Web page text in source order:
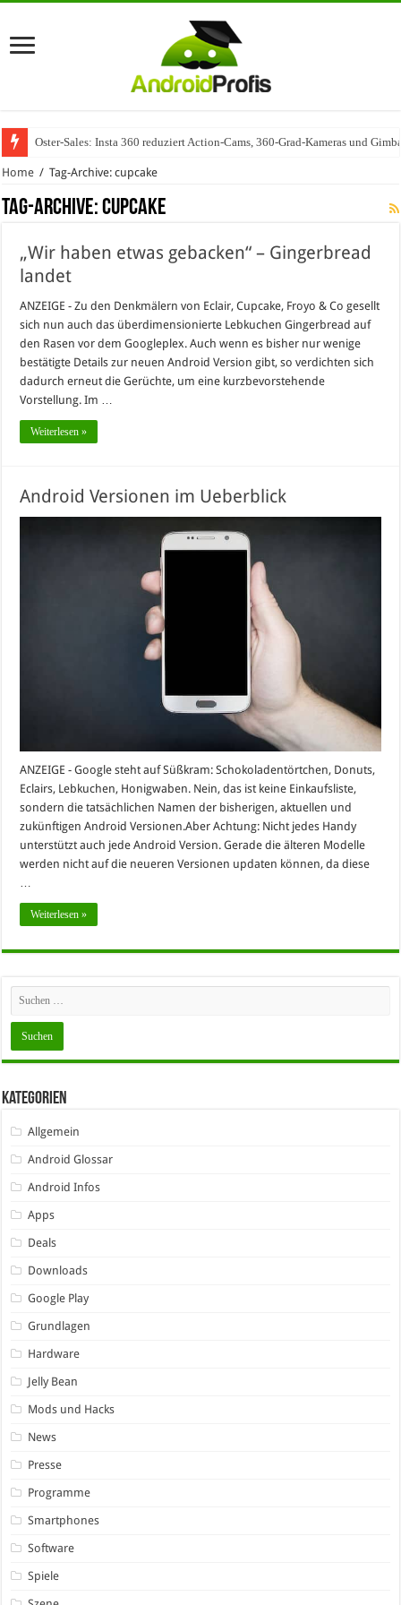
Oster-Sales: Insta 360 reduziert Action-Cams, 360-Grad-Kameras und
Home / Tag-Archive: cupcake
Tag-Archive:cupcake
„Wir haben etwas gebacken“ – Gingerbread
landet
ANZEIGE - Zu den Denkmälern von Eclair, Cupcake, Froyo & Co gesellt
sich nun auch das überdimensionierte Lebkuchen Gingerbread auf
den Rasen vor dem Googleplex. Auch wenn es bisher nur wenige
bestätigte Details zur neuen Android Version gibt, so verdichten sich
dadurch erneut die Gerüchte, um eine kurzbevorstehende
Vorstellung. Im …
Weiterlesen »
Android Versionen im Ueberblick
ANZEIGE - Google steht auf Süßkram: Schokoladentörtchen, Donuts,
Eclairs, Lebkuchen, Honigwaben. Nein, das ist keine Einkaufsliste,
sondern die tatsächlichen Namen der bisherigen, aktuellen und
zukünftigen Android Versionen.Aber Achtung: Nicht jedes Handy
unterstützt auch jede Android Version. Gerade die älteren Modelle
werden nicht auf die neueren Versionen updaten können, da diese
Weiterlesen »
Kategorien
Allgemein
Android Glossar
Android Infos
Apps
Deals
Downloads
Google Play
Grundlagen
Hardware
Jelly Bean
Mods und Hacks
News
Presse
Programme
Smartphones
Software
Spiele